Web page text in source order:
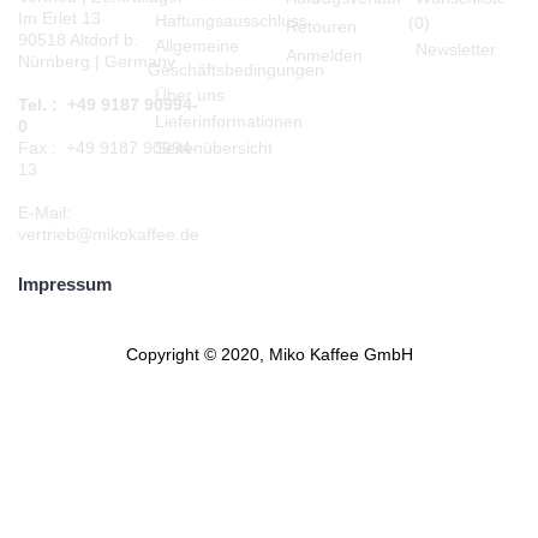
Im Erlet 13
90518 Altdorf b.
Nürnberg | Germany
Tel. : +49 9187 90994-
0
Fax : +49 9187 90994-
13
E-Mail:
vertrieb@mikokaffee.de
Haftungsausschluss
Allgemeine
Geschäftsbedingungen
Über uns
Lieferinformationen
Seitenübersicht
Retouren
Anmelden
(0)
Newsletter
Impressum
Copyright © 2020, Miko Kaffee GmbH